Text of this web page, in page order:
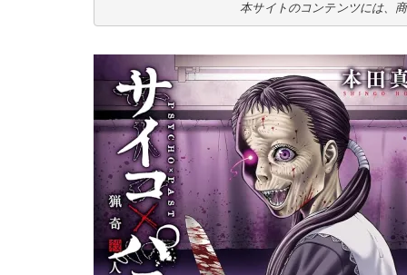
本サイトのコンテンツには、